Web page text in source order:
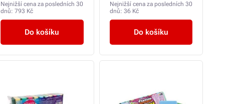
Nejnižší cena za posledních 30
dnů: 793 Kč
Do košíku
Nejnižší cena za posledních 30
dnů: 36 Kč
Do košíku